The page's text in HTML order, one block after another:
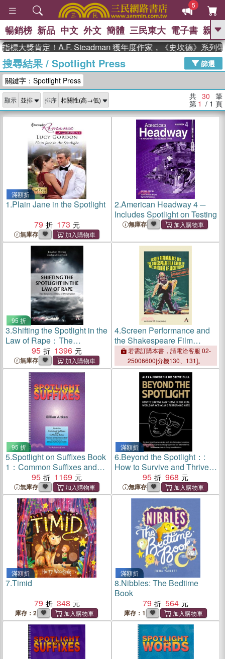
5
GO
熱搜： 東野圭吾 高希均教授回憶錄
、 The Odyssey 、 父親節 、 花開錦
李登輝時代 、 數學女孩：黎曼猜想
、
如果歷史是一
群喵 、 臺灣漫遊錄
暢銷榜 新品 中文 外文 簡體 三民東大 電子書 親子
獎肯定！A.F. Steadman 獲年度作家，《史坎德》系列帶你踏
搜尋結果/ Spotlight Press
篩選
關鍵字：Spotlight Press
顯示 排序 共 30 筆
第 1 / 1 頁
滿額折
1.Plain Jane in the Spotlight
79
173
無庫存
2.American Headway 4 ─
Includes Spotlight on Testing
無庫存
95 折
3.Shifting the Spotlight in the
Law of Rape：The
Responsibilities of
Penetration
95 1396
無庫存
4.Screen Performance and
the Shakespeare Film
Canon in the Spotlight of
Archivision
若需訂購本書，請電洽客服 02-
25006600[分機130、131]。
95 折
5.Spotlight on Suffixes Book
1：Common Suffixes and
Suffixing Rules
95 1169
無庫存
滿額折
6.Beyond the Spotlight：:
How to Survive and Thrive
in the Real World of Acting
and Performing Arts
95 968
無庫存
滿額折
7.Timid
79
348
庫存：2
滿額折
8.Nibbles: The Bedtime
Book
79
564
庫存：1